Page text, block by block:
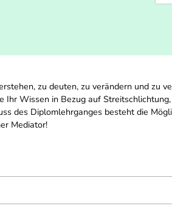
zu deuten, zu verändern und zu
Ihr Wissen in Bezug auf
des Diplomlehrganges besteht die
Mediator!